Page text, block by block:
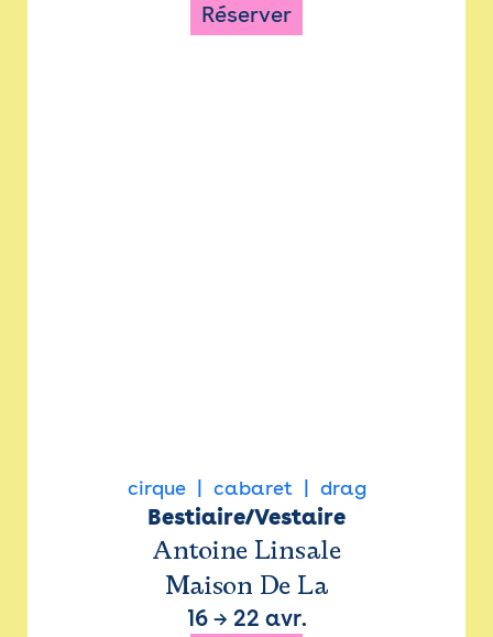
Réserver
cirque cabaret drag
Bestiaire/Vestaire
Antoine Linsale
Maison De La
16→ 22 avr.